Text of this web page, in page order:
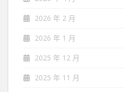
2026 年 2 月
2026 年 1 月
2025 年 12 月
2025 年 11 月